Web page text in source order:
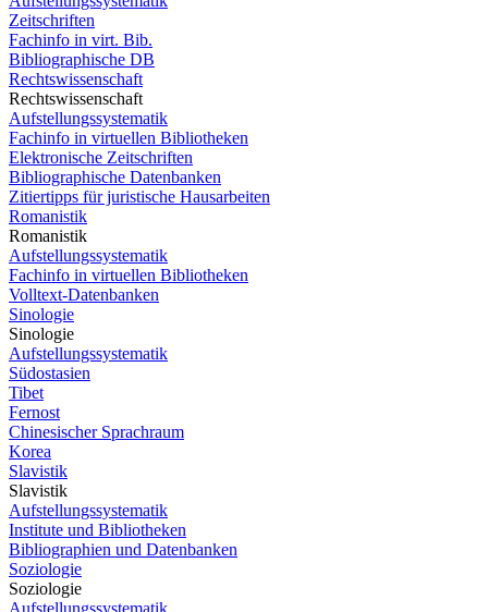
Zeitschriften
Fachinfo in virt. Bib.
Bibliographische DB
Rechtswissenschaft
Rechtswissenschaft
Aufstellungssystematik
Fachinfo in virtuellen Bibliotheken
Elektronische Zeitschriften
Bibliographische Datenbanken
Zitiertipps für juristische Hausarbeiten
Romanistik
Romanistik
Aufstellungssystematik
Fachinfo in virtuellen Bibliotheken
Volltext-Datenbanken
Sinologie
Sinologie
Aufstellungssystematik
Südostasien
Tibet
Fernost
Chinesischer Sprachraum
Korea
Slavistik
Slavistik
Aufstellungssystematik
Institute und Bibliotheken
Bibliographien und Datenbanken
Soziologie
Soziologie
Aufstellungssystematik